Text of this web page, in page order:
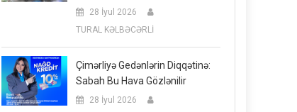
28 İyul 2026
TURAL KƏLBƏCƏRLİ
Çimərliyə Gedənlərin Diqqətinə:
Sabah Bu Hava Gözlənilir
28 İyul 2026